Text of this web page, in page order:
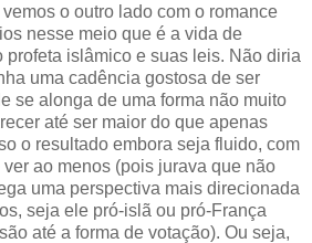
o outro lado com o romance
nesse meio que é a vida de
profeta islâmico e suas leis. Não diria
uma cadência gostosa de ser
se alonga de uma forma não muito
até ser maior do que apenas
o resultado embora seja fluido, com
ao menos (pois jurava que não
uma perspectiva mais direcionada
seja ele pró-islã ou pró-França
até a forma de votação). Ou seja,